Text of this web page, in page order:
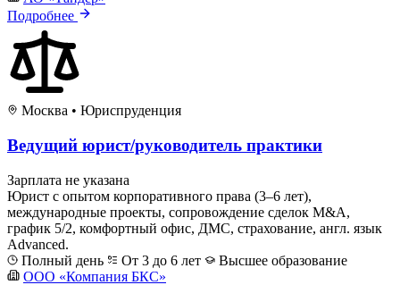
Подробнее
Москва • Юриспруденция
Ведущий юрист/руководитель практики
Зарплата не указана
Юрист с опытом корпоративного права (3–6 лет),
международные проекты, сопровождение сделок M&A,
график 5/2, комфортный офис, ДМС, страхование, англ. язык
Advanced.
Полный день
От 3 до 6 лет
Высшее образование
ООО «Компания БКС»